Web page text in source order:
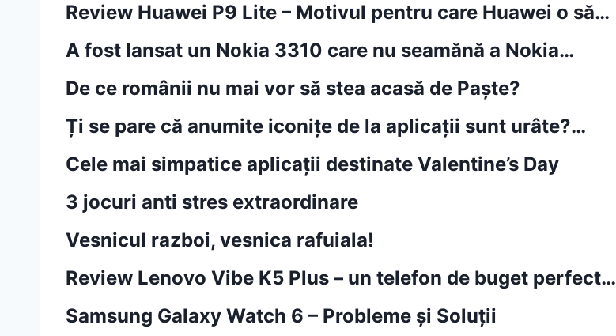
Review Huawei P9 Lite – Motivul pentru care Huawei o să…
A fost lansat un Nokia 3310 care nu seamănă a Nokia…
De ce românii nu mai vor să stea acasă de Paște?
Ți se pare că anumite iconițe de la aplicații sunt urâte?…
Cele mai simpatice aplicații destinate Valentine’s Day
3 jocuri anti stres extraordinare
Vesnicul razboi, vesnica rafuiala!
Review Lenovo Vibe K5 Plus – un telefon de buget perfect…
Samsung Galaxy Watch 6 – Probleme și Soluții